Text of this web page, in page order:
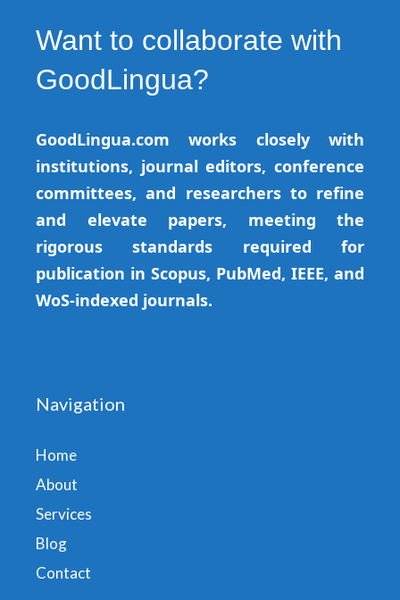
Want to collaborate with
GoodLingua?
GoodLingua.com works closely with
institutions, journal editors, conference
committees, and researchers to refine
and elevate papers, meeting the
rigorous standards required for
publication in Scopus, PubMed, IEEE, and
WoS-indexed journals.
Navigation
Home
About
Services
Blog
Contact